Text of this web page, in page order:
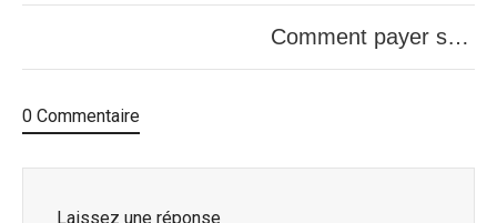
Comment payer ses dettes après une perte d’emploi?
0 Commentaire
Laissez une réponse